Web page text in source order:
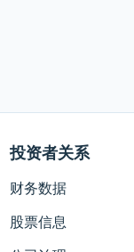
投资者关系
财务数据
股票信息